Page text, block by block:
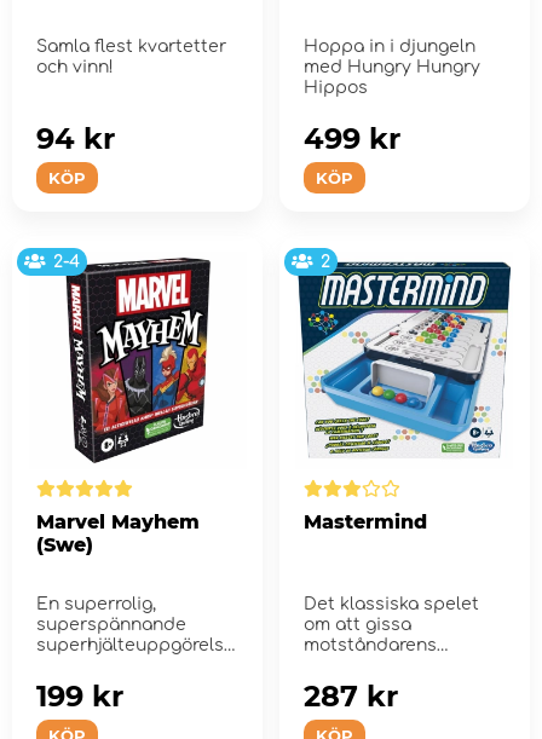
Samla flest kvartetter
och vinn!
KÖP
94 kr
Hoppa in i djungeln
med Hungry Hungry
Hippos
KÖP
499 kr
2-4
Marvel Mayhem
(Swe)
En superrolig,
superspännande
superhjälteuppgörelse
199 kr
2
Mastermind
Det klassiska spelet
om att gissa
motståndarens
287 kr